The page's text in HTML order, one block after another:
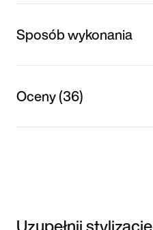
Sposób wykonania
Oceny (36)